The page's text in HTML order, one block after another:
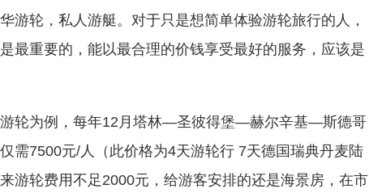
游轮，私人游艇。对于只是想简单体验游轮旅行的人，
最重要的，能以最合理的价钱享受最好的服务，应该是
游轮为例，每年12月塔林—圣彼得堡—赫尔辛基—斯德哥
需7500元/人（此价格为4天游轮行 7天德国瑞典丹麦陆
游轮费用不足2000元，给游客安排的还是海景房，在市